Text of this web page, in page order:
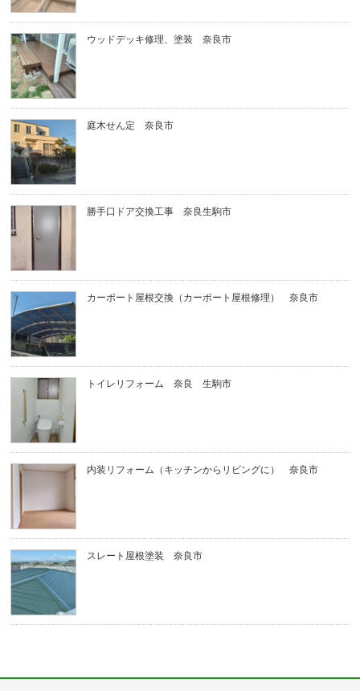
ウッドデッキ修理、塗装 奈良市
庭木せん定 奈良市
勝手口ドア交換工事 奈良生駒市
カーポート屋根交換（カーポート屋根修理） 奈良市
トイレリフォーム 奈良 生駒市
内装リフォーム（キッチンからリビングに） 奈良市
スレート屋根塗装 奈良市